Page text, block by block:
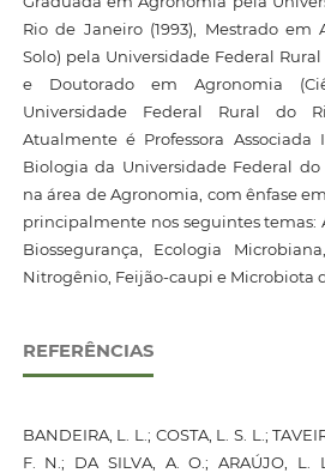
Rio de Janeiro (1993), Mestrado em
Solo) pela Universidade Federal Rural
e Doutorado em Agronomia
Universidade Federal Rural do
Atualmente é Professora
Biologia da Universidade Federal do
na área de Agronomia, com ênfase
principalmente nos seguintes temas:
Biossegurança, Ecologia
Nitrogênio, Feijão-caupi e Microbiota
REFERÊNCIAS
BANDEIRA, L. L.; COSTA, L. S. L.;
F. N.; DA SILVA, A. O.; ARAÚJO, L.